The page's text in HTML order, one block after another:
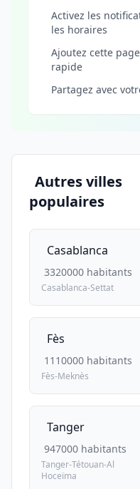
Activez les
les horaires
Ajoutez cette
rapide
Partagez avec
Autres villes
populaires
Casablanca
3320000 habitants
Casablanca-Settat
Fès
1110000 habitants
Fès-Meknès
Tanger
947000 habitants
Tanger-Tétouan-Al
Hoceïma